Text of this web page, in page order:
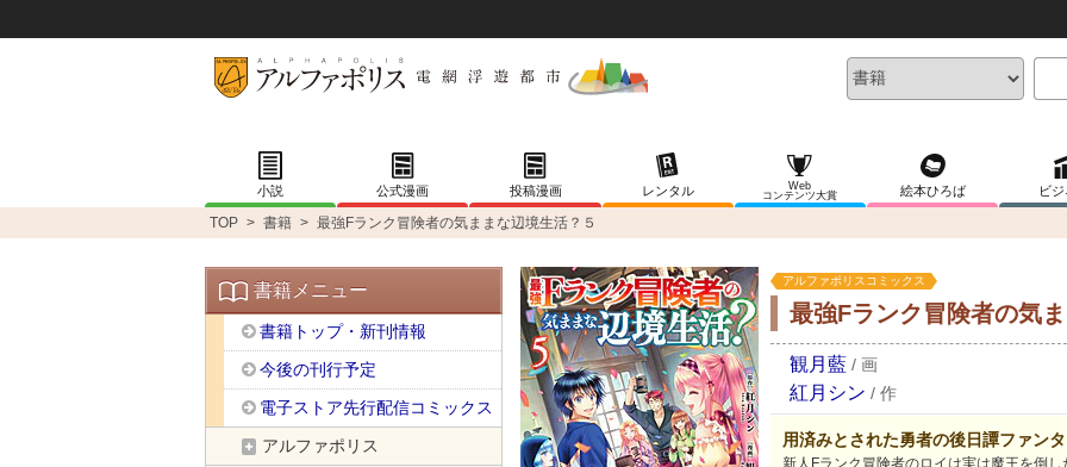
小説 公式漫画 投稿漫画 レンタル
Web
コンテンツ大賞
絵本ひろば ビジ
TOP > 書籍 > 最強Fランク冒険者の気ままな辺境生活？５
アルファポリスコミックス
最強Fランク冒険者の気
観月藍 / 画
紅月シン / 作
用済みとされた勇者の後日譚ファン
新人Fランク冒険者のロイは実は魔王を倒
書籍メニュー
書籍トップ・新刊情報
今後の刊行予定
電子ストア先行配信コミックス
アルファポリス